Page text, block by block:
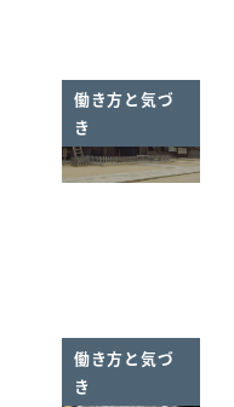
働き方と気づ
き
働き方と気づ
き